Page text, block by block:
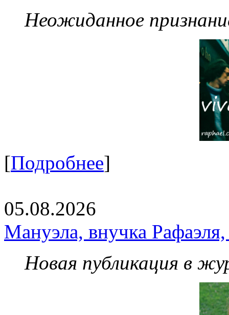
Неожиданное
[Подробнее]
05.08.2026
Мануэла, внучка
Новая публикация в